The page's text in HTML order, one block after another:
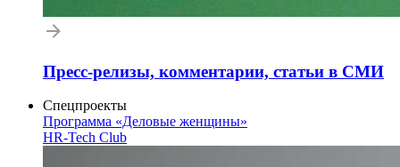
Пресс-релизы, комментарии, статьи в СМИ
Спецпроекты
Программа «Деловые женщины»
HR-Tech Club